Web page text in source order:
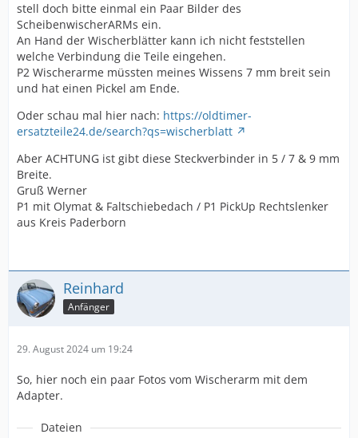
stell doch bitte einmal ein Paar Bilder des
ScheibenwischerARMs ein.
An Hand der Wischerblätter kann ich nicht feststellen
welche Verbindung die Teile eingehen.
P2 Wischerarme müssten meines Wissens 7 mm breit sein
und hat einen Pickel am Ende.
Oder schau mal hier nach: https://oldtimer-
ersatzteile24.de/search?qs=wischerblatt
Aber ACHTUNG ist gibt diese Steckverbinder in 5 / 7 & 9 mm
Breite.
Gruß Werner
P1 mit Olymat & Faltschiebedach / P1 PickUp Rechtslenker
aus Kreis Paderborn
Reinhard
Anfänger
29. August 2024 um 19:24
So, hier noch ein paar Fotos vom Wischerarm mit dem
Adapter.
Dateien